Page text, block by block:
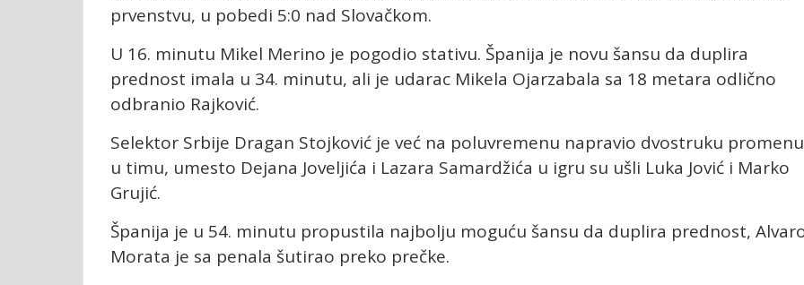
prvenstvu, u pobedi 5:0 nad Slovačkom.
U 16. minutu Mikel Merino je pogodio stativu. Španija je novu šansu da duplira
prednost imala u 34. minutu, ali je udarac Mikela Ojarzabala sa 18 metara odlično
odbranio Rajković.
Selektor Srbije Dragan Stojković je već na poluvremenu napravio dvostruku promenu
u timu, umesto Dejana Joveljića i Lazara Samardžića u igru su ušli Luka Jović i Marko
Grujić.
Španija je u 54. minutu propustila najbolju moguću šansu da duplira prednost,
Morata je sa penala šutirao preko prečke.